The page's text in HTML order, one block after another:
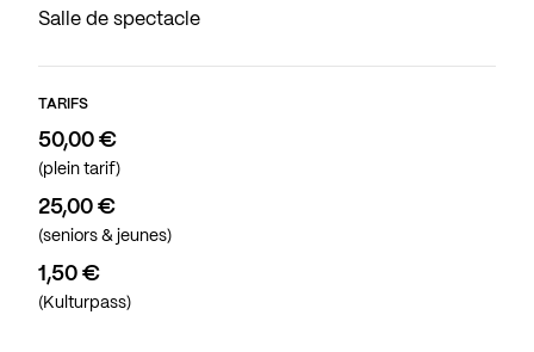
Salle de spectacle
TARIFS
50,00 €
(plein tarif)
25,00 €
(seniors & jeunes)
1,50 €
(Kulturpass)